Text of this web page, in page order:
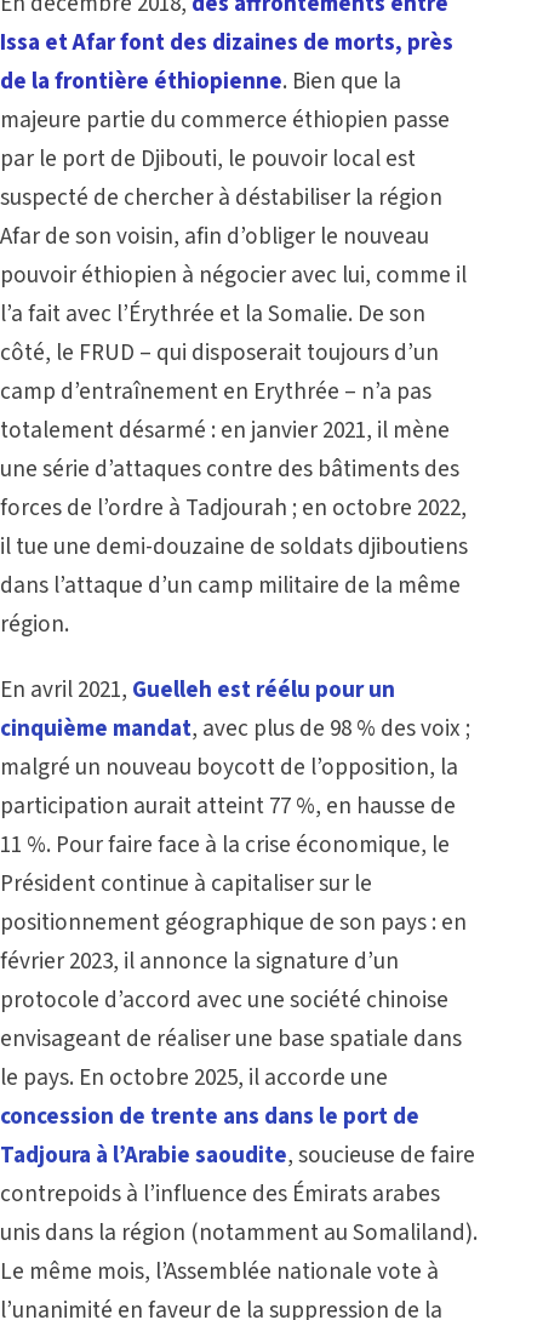
Issa et Afar font des dizaines de morts, près
de la frontière éthiopienne. Bien que la
majeure partie du commerce éthiopien passe
par le port de Djibouti, le pouvoir local est
suspecté de chercher à déstabiliser la région
Afar de son voisin, afin d’obliger le nouveau
pouvoir éthiopien à négocier avec lui, comme il
l’a fait avec l’Érythrée et la Somalie. De son
côté, le FRUD – qui disposerait toujours d’un
camp d’entraînement en Erythrée – n’a pas
totalement désarmé : en janvier 2021, il mène
une série d’attaques contre des bâtiments des
forces de l’ordre à Tadjourah ; en octobre 2022,
il tue une demi-douzaine de soldats djiboutiens
dans l’attaque d’un camp militaire de la même
région.
En avril 2021, Guelleh est réélu pour un
cinquième mandat, avec plus de 98 % des voix ;
malgré un nouveau boycott de l’opposition, la
participation aurait atteint 77 %, en hausse de
11 %. Pour faire face à la crise économique, le
Président continue à capitaliser sur le
positionnement géographique de son pays : en
février 2023, il annonce la signature d’un
protocole d’accord avec une société chinoise
envisageant de réaliser une base spatiale dans
le pays. En octobre 2025, il accorde une
concession de trente ans dans le port de
Tadjoura à l’Arabie saoudite, soucieuse de faire
contrepoids à l’influence des Émirats arabes
unis dans la région (notamment au Somaliland).
Le même mois, l’Assemblée nationale vote à
l’unanimité en faveur de la suppression de la